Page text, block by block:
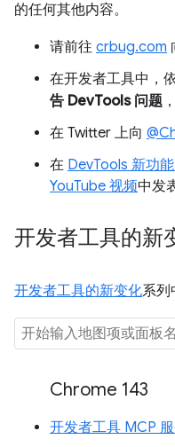
的任何其他内容。
请前往 crbug.com
在开发者工具中，
告 DevTools 问题
在 Twitter 上向
在 DevTools 新功
YouTube 视频中发
开发者工具的新
开发者工具的新变化系列
Chrome 143
开发者工具 MCP